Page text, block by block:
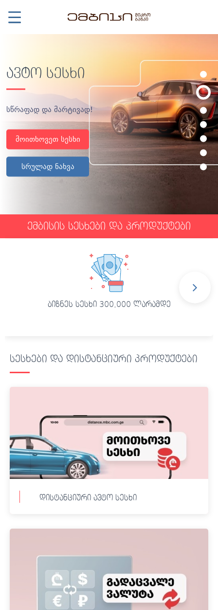
ავტო სესხი
სწრაფად და მარტივად!
მოითხოვეთ სესხი
სრულად ნახვა
ემბისის სესხები და პროდუქტები
ბიზნეს სესხი 300,000 ლარამდე
სესხები და დისტანციური პროდუქტები
დისტანციური ავტო სესხი
მარტივი პროცედურებით.
კრედიტის აღება არ საჭიროებს
შემოსავლების დადასტურებას.